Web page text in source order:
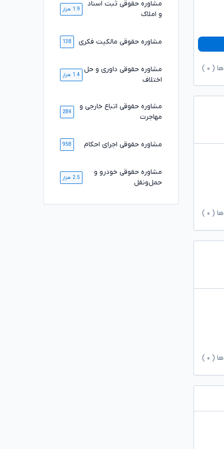
( ۰
( ۰
( ۰
مشاوره حقوقی ثبت اسناد
و املاک
1.9 هزار
مشاوره حقوقی مالکیت فکری 138
مشاوره حقوقی داوری و حل
اختلاف
1.4 هزار
مشاوره حقوقی اتباع خارجی و
مهاجرت
284
مشاوره حقوقی اجرای احکام 958
مشاوره حقوقی خودرو و
حمل‌ونقل
2.5 هزار